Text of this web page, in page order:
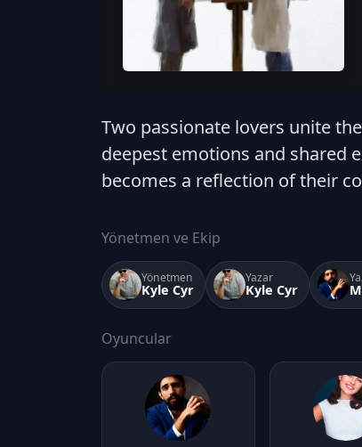
Two passionate lovers unite
deepest emotions and shared
becomes a reflection of their
Yönetmen ve Ekip
Yönetmen
Kyle Cyr
Yazar
Kyle Cyr
Oyuncular